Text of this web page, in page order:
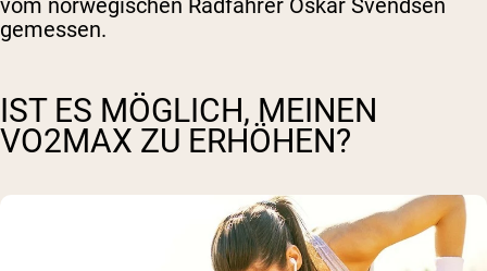
gemessen.
IST ES MÖGLICH, MEINEN
VO2MAX ZU ERHÖHEN?